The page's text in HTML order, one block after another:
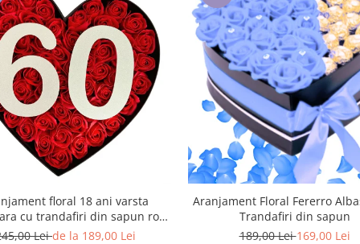
floral 18 ani varsta
cu trandafiri din sapun rosii
si cifra 3D cu sclipici M3
Leide la 189,00 Lei
Aranjament Floral Fererro
Trandafiri din sapun
189,00 Lei169,00 Lei